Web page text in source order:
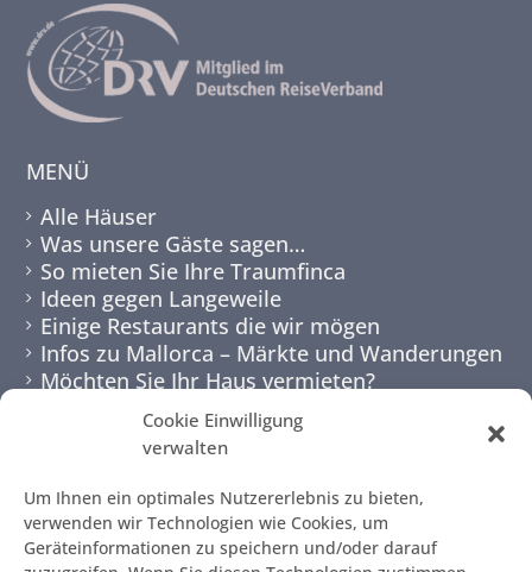
Cookie Einwilligung
verwalten
Um Ihnen ein optimales Nutzererlebnis zu bieten,
verwenden wir Technologien wie Cookies, um
Geräteinformationen zu speichern und/oder darauf
MENÜ
Alle Häuser
Was unsere Gäste sagen…
So mieten Sie Ihre Traumfinca
Ideen gegen Langeweile
Einige Restaurants die wir mögen
Infos zu Mallorca – Märkte und Wanderungen
Möchten Sie Ihr Haus vermieten?
NEWSLETTER